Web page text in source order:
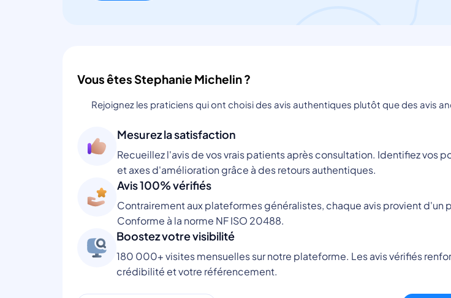
Vous êtes Stephanie Michelin ?
Rejoignez les praticiens qui ont choisi des avis authentiques plutôt que des avis
Mesurez la satisfaction
Recueillez l'avis de vos vrais patients après consultation. Identifiez vos
et axes d'amélioration grâce à des retours authentiques.
Avis 100% vérifiés
Contrairement aux plateformes généralistes, chaque avis provient d'un
Conforme à la norme NF ISO 20488.
Boostez votre visibilité
180 000+ visites mensuelles sur notre plateforme. Les avis vérifiés
crédibilité et votre référencement.